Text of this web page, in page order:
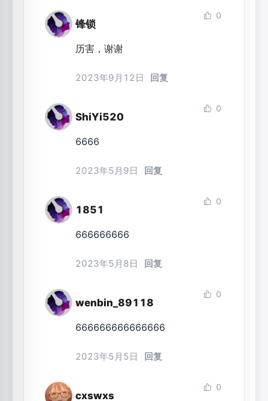
锋锁
0
历害，谢谢
2023年9月12日 回复
ShiYi520
0
6666
2023年5月9日 回复
1851
0
666666666
2023年5月8日 回复
wenbin_89118
0
666666666666666
2023年5月5日 回复
cxswxs
0